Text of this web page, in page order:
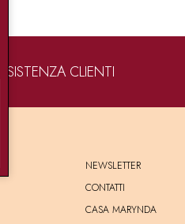
ASSISTENZA CLIENTI
NEWSLETTER
CONTATTI
CASA MARYNDA